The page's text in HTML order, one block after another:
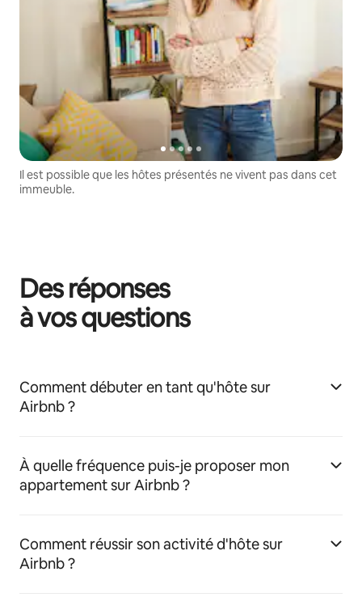
Il est possible que les hôtes présentés ne vivent pas dans cet
immeuble.
Des réponses
à vos questions
Comment débuter en tant qu'hôte sur
Airbnb ?
À quelle fréquence puis-je proposer mon
appartement sur Airbnb ?
Comment réussir son activité d'hôte sur
Airbnb ?